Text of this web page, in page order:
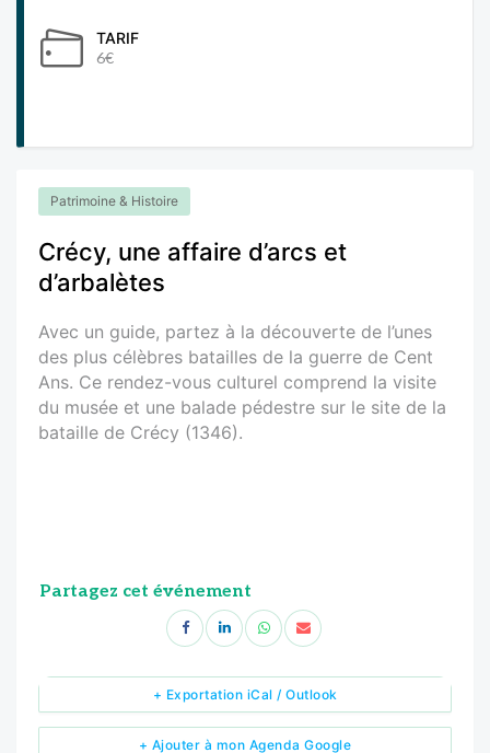
TARIF
6€
Patrimoine & Histoire
Crécy, une affaire d’arcs et
d’arbalètes
Avec un guide, partez à la découverte de l’unes
des plus célèbres batailles de la guerre de Cent
Ans. Ce rendez-vous culturel comprend la visite
du musée et une balade pédestre sur le site de la
bataille de Crécy (1346).
Partagez cet événement
+ Ajouter à mon Agenda Google
+ Exportation iCal / Outlook